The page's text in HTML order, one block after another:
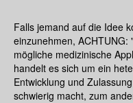
Falls jemand auf die Idee
einzunehmen,
mögliche medizinische
handelt es sich um ein
Entwicklung und
schwierig macht, zum